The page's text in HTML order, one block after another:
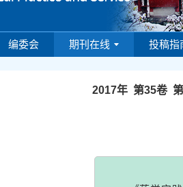
编委会 期刊在线 投稿指
2017年 第35卷